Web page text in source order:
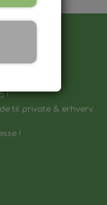
!
til private & erhverv.
!